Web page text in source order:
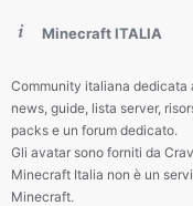
Minecraft ITALIA
Community italiana dedicata
news, guide, lista server,
packs e un forum dedicato.
Gli avatar sono forniti da
Minecraft Italia non è un
Minecraft.